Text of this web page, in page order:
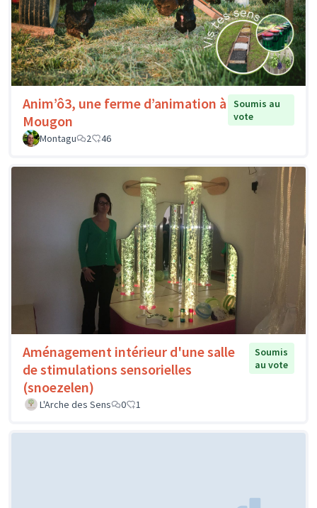
Anim’ô3, une ferme d’animation à
Mougon
Soumis au
vote
Montagu
2 46
Aménagement intérieur d'une salle
de stimulations sensorielles
(snoezelen)
Soumis
au vote
L'Arche des Sens 0 1